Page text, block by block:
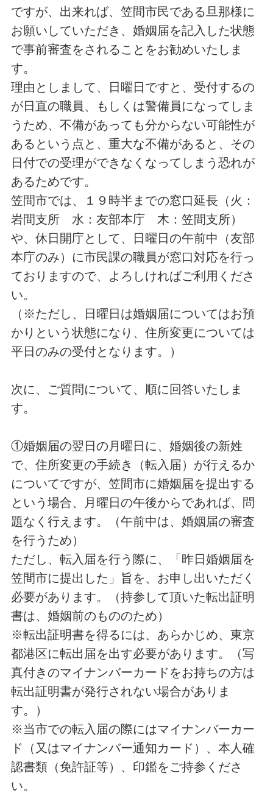
ですが、出来れば、笠間市民である旦那様に
お願いしていただき、婚姻届を記入した状態
で事前審査をされることをお勧めいたしま
す。
理由としまして、日曜日ですと、受付するの
が日直の職員、もしくは警備員になってしま
うため、不備があっても分からない可能性が
あるという点と、重大な不備があると、その
日付での受理ができなくなってしまう恐れが
あるためです。
笠間市では、１９時半までの窓口延長（火：
岩間支所 水：友部本庁 木：笠間支所）
や、休日開庁として、日曜日の午前中（友部
本庁のみ）に市民課の職員が窓口対応を行っ
ておりますので、よろしければご利用くださ
い。
（※ただし、日曜日は婚姻届についてはお預
かりという状態になり、住所変更については
平日のみの受付となります。）
次に、ご質問について、順に回答いたしま
す。
①婚姻届の翌日の月曜日に、婚姻後の新姓
で、住所変更の手続き（転入届）が行えるか
についてですが、笠間市に婚姻届を提出する
という場合、月曜日の午後からであれば、問
題なく行えます。（午前中は、婚姻届の審査
を行うため）
ただし、転入届を行う際に、「昨日婚姻届を
笠間市に提出した」旨を、お申し出いただく
必要があります。（持参して頂いた転出証明
書は、婚姻前のもののため）
※転出証明書を得るには、あらかじめ、東京
都港区に転出届を出す必要があります。（写
真付きのマイナンバーカードをお持ちの方は
転出証明書が発行されない場合がありま
す。）
※当市での転入届の際にはマイナンバーカー
ド（又はマイナンバー通知カード）、本人確
認書類（免許証等）、印鑑をご持参くださ
い。